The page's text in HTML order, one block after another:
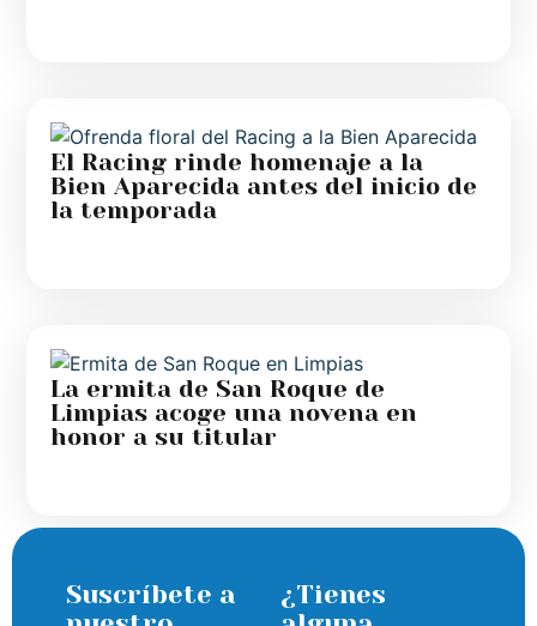
El Racing rinde homenaje a la
Bien Aparecida antes del inicio de
la temporada
La ermita de San Roque de
Limpias acoge una novena en
honor a su titular
Suscríbete a
¿Tienes